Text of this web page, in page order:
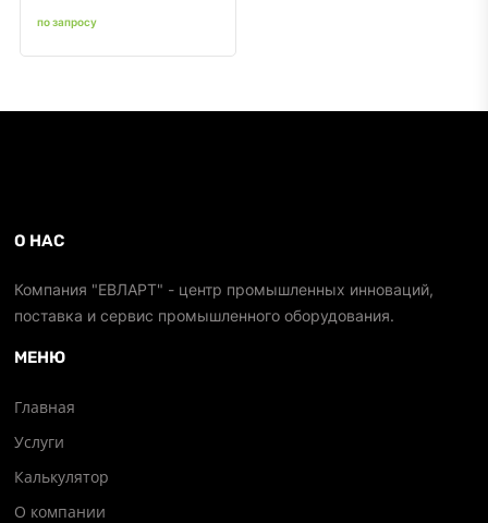
по запросу
О НАС
Компания "ЕВЛАРТ" - центр промышленных инноваций,
поставка и сервис промышленного оборудования.
МЕНЮ
Главная
Услуги
Калькулятор
О компании